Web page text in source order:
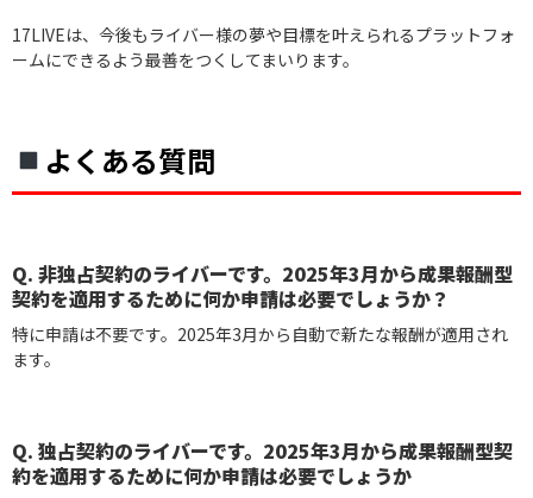
17LIVEは、今後もライバー様の夢や目標を叶えられるプラットフォ
ームにできるよう最善をつくしてまいります。
よくある質問
Q. 非独占契約のライバーです。2025年3月から成果報酬型
契約を適用するために何か申請は必要でしょうか？
特に申請は不要です。2025年3月から自動で新たな報酬が適用され
ます。
Q. 独占契約のライバーです。2025年3月から成果報酬型契
約を適用するために何か申請は必要でしょうか